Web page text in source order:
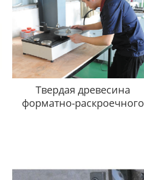
Твердая древесина
форматно-раскроечного